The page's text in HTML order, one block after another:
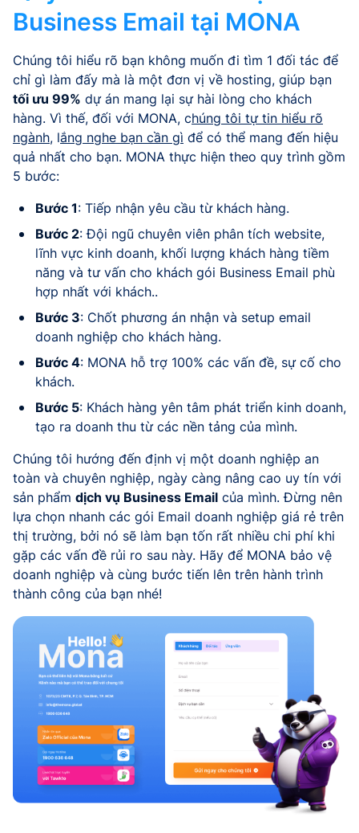
Business Email tại MONA
Chúng tôi hiểu rõ bạn không muốn đi tìm 1 đối tác để
chỉ gì làm đấy mà là một đơn vị về hosting, giúp bạn
tối ưu 99% dự án mang lại sự hài lòng cho khách
hàng. Vì thế, đối với MONA, chúng tôi tự tin hiểu rõ
ngành, lắng nghe bạn cần gì để có thể mang đến hiệu
quả nhất cho bạn. MONA thực hiện theo quy trình gồm
5 bước:
Bước 1: Tiếp nhận yêu cầu từ khách hàng.
Bước 2: Đội ngũ chuyên viên phân tích website,
lĩnh vực kinh doanh, khối lượng khách hàng tiềm
năng và tư vấn cho khách gói Business Email phù
hợp nhất với khách..
Bước 3: Chốt phương án nhận và setup email
doanh nghiệp cho khách hàng.
Bước 4: MONA hỗ trợ 100% các vấn đề, sự cố cho
khách.
Bước 5: Khách hàng yên tâm phát triển kinh doanh,
tạo ra doanh thu từ các nền tảng của mình.
Chúng tôi hướng đến định vị một doanh nghiệp an
toàn và chuyên nghiệp, ngày càng nâng cao uy tín với
sản phẩm dịch vụ Business Email của mình. Đừng nên
lựa chọn nhanh các gói Email doanh nghiệp giá rẻ trên
thị trường, bởi nó sẽ làm bạn tốn rất nhiều chi phí khi
gặp các vấn đề rủi ro sau này. Hãy để MONA bảo vệ
doanh nghiệp và cùng bước tiến lên trên hành trình
thành công của bạn nhé!